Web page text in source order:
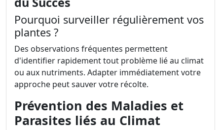
Pourquoi surveiller régulièrement vos
plantes ?
Des observations fréquentes permettent
d'identifier rapidement tout problème lié au climat
ou aux nutriments. Adapter immédiatement votre
approche peut sauver votre récolte.
Prévention des Maladies et
Parasites liés au Climat